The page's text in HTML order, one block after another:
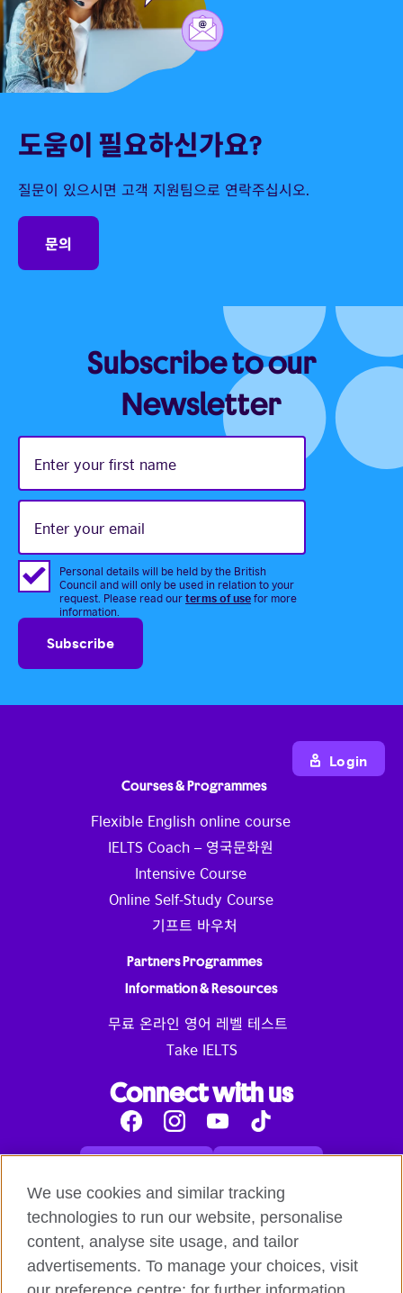
도움이 필요하신가요?
질문이 있으시면 고객 지원팀으로 연락주십시오.
문의
Subscribe to our
Newsletter
Enter
your
name
Enter
your
Personal details will be held by the British
Council and will only be used in relation to your
request. Please read ourterms of usefor more
information.
Courses & Programmes
Flexible English online course
IELTS Coach – 영국문화원
Intensive Course
Online Self-Study Course
기프트 바우처
Partners Programmes
Information & Resources
무료 온라인 영어 레벨 테스트
Take IELTS
Login
Connect with us
FacebookInstagramYoutube
Tik
Tok
English online courses:
Terms and Conditions of Use
Student Code of Conduct
Equality, Diversity and Inclusion Statement for
Teaching
Privacy notice
Global British Council:
We use cookies and similar tracking
technologies to run our website, personalise
content, analyse site usage, and tailor
advertisements. To manage your choices, visit